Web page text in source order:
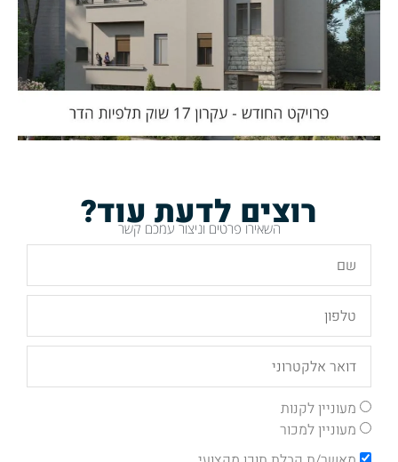
רוצים לדעת עוד?
השאירו פרטים וניצור עמכם קשר
מעוניין לקנות
מעוניין למכור